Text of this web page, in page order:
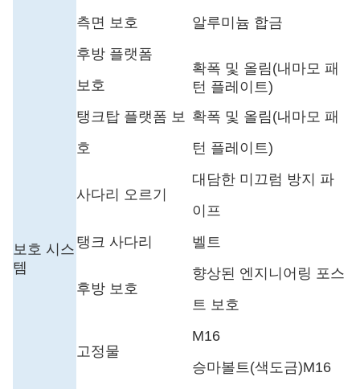
보호 시스
템
측면 보호
알루미늄 합금
후방 플랫폼
보호
확폭 및 올림(내마모 패
턴 플레이트)
탱크탑 플랫폼 보
호
확폭 및 올림(내마모 패
턴 플레이트)
사다리 오르기
대담한 미끄럼 방지 파
이프
탱크 사다리
벨트
후방 보호
향상된 엔지니어링 포스
트 보호
고정물
M16
승마볼트(색도금)M16